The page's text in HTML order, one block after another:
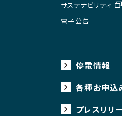
サステナビリティ
電子公告
停電情報
各種お申込
プレスリリ